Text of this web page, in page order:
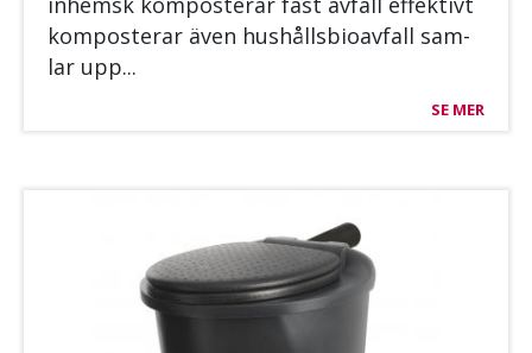
kom­pos­te­rar även hushålls­bio­av­fall sam­
lar upp...
SE MER